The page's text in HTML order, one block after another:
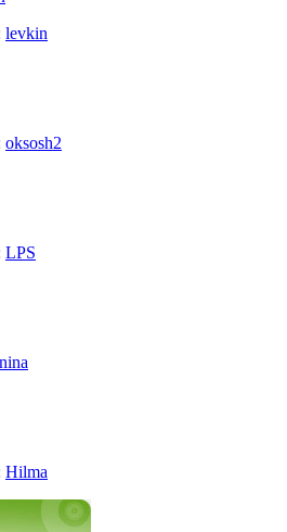
levkin
oksosh2
LPS
nina
Hilma